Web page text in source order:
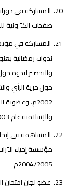
المشاركة في
صفحات الكترونية
المشاركة في
حول حرية الرأي
2002م،
والإسلامية عام 2003م.
المساهمة في
مؤسسة إحياء
2004/2005م.
عضو لجان امتحان